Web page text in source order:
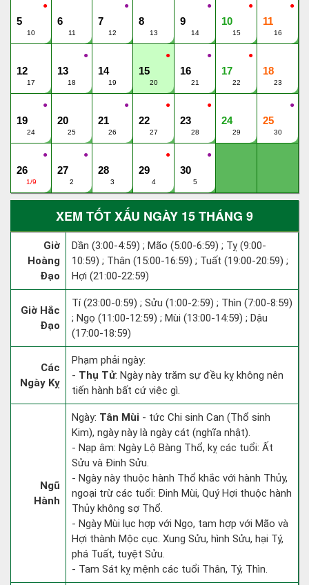
●
5
10
6
11
●
7
12
8
13
●
9
14
●
10
15
●
11
16
12
17
●
13
18
14
19
●
15
20
●
16
21
●
17
22
18
23
●
19
24
20
25
●
21
26
●
22
27
●
23
28
24
29
●
25
30
●
26
1/9
●
27
2
28
3
●
29
4
●
30
5
XEM TỐT XẤU NGÀY 15 THÁNG 9
Giờ
Hoàng
Đạo
Dần (3:00-4:59) ; Mão (5:00-6:59) ; Tỵ (9:00-
10:59) ; Thân (15:00-16:59) ; Tuất (19:00-20:59) ;
Hợi (21:00-22:59)
Giờ Hắc
Đạo
Tí (23:00-0:59) ; Sửu (1:00-2:59) ; Thìn (7:00-8:59)
; Ngọ (11:00-12:59) ; Mùi (13:00-14:59) ; Dậu
(17:00-18:59)
Các
Ngày Kỵ
Phạm phải ngày:
- Thụ Tử: Ngày này trăm sự đều kỵ không nên
tiến hành bất cứ việc gì.
Ngũ
Hành
Ngày: Tân Mùi - tức Chi sinh Can (Thổ sinh
Kim), ngày này là ngày cát (nghĩa nhật).
- Nạp âm: Ngày Lộ Bàng Thổ, kỵ các tuổi: Ất
Sửu và Đinh Sửu.
- Ngày này thuộc hành Thổ khắc với hành Thủy,
ngoại trừ các tuổi: Đinh Mùi, Quý Hợi thuộc hành
Thủy không sợ Thổ.
- Ngày Mùi lục hợp với Ngọ, tam hợp với Mão và
Hợi thành Mộc cục. Xung Sửu, hình Sửu, hại Tý,
phá Tuất, tuyệt Sửu.
- Tam Sát kỵ mệnh các tuổi Thân, Tý, Thìn.